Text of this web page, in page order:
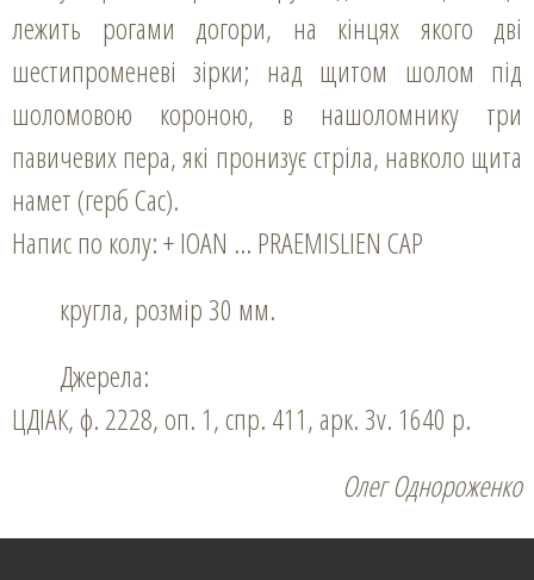
лежить рогами догори, на кінцях якого дві
шестипроменеві зірки; над щитом шолом під
шоломовою короною, в нашоломнику три
павичевих пера, які пронизує стріла, навколо щита
намет (герб Сас).
Напис по колу: + IOAN … PRAEMISLIEN CAP
кругла, розмір 30 мм.
Джерела:
ЦДІАК, ф. 2228, оп. 1, спр. 411, арк. 3v. 1640 р.
Олег Однороженко